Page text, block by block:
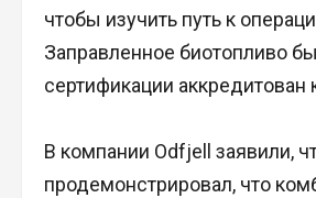
чтобы изучить путь к
Заправленное биотопливо
сертификации аккредитован
В компании Odfjell заявили,
продемонстрировал, что